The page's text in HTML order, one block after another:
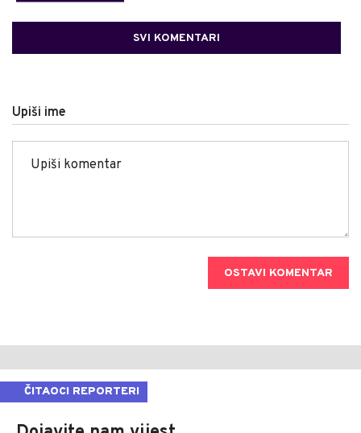
SVI KOMENTARI
Upiši ime
OSTAVI KOMENTAR
ČITAOCI REPORTERI